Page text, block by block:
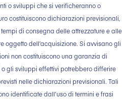
o sviluppi che si verificheranno o
costituiscono dichiarazioni previsionali,
di consegna delle attrezzature e alle
oggetto dell’acquisizione. Si avvisano gli
non costituiscono una garanzia di
o gli sviluppi effettivi potrebbero differire
nelle dichiarazioni previsionali. Tali
identificate dall’uso di termini e frasi